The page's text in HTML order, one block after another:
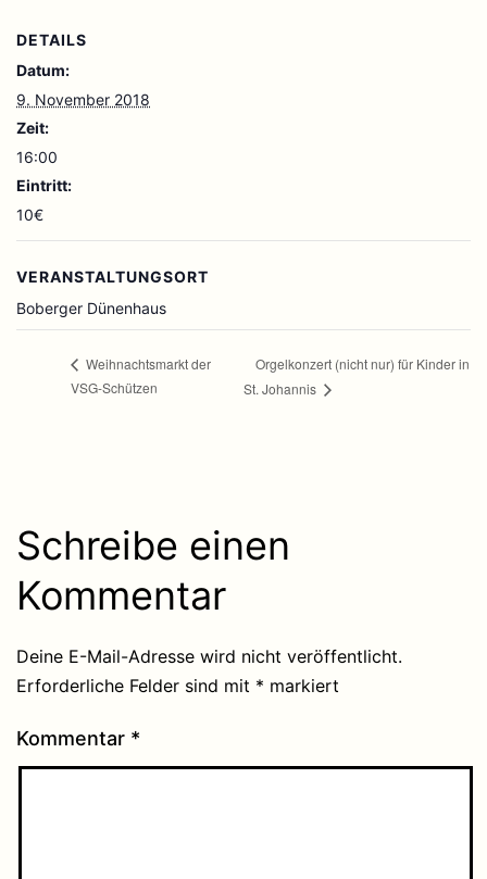
DETAILS
Datum:
9. November 2018
Zeit:
16:00
Eintritt:
10€
VERANSTALTUNGSORT
Boberger Dünenhaus
Weihnachtsmarkt der
VSG-Schützen
Orgelkonzert (nicht nur) für Kinder in
St. Johannis
Schreibe einen
Kommentar
Deine E-Mail-Adresse wird nicht veröffentlicht.
Erforderliche Felder sind mit * markiert
Kommentar *